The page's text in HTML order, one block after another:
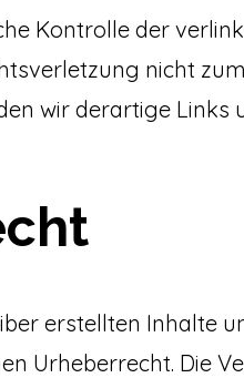
Kontrolle der
nicht
wir derartige Links
erstellten Inhalte
Urheberrecht. Die